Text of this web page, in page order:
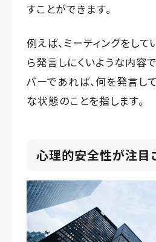
すことができます。
例えば、ミーティングをして
ら発言しにくいような内容
バーであれば、何を発言し
な状態のことを指します。
心理的安全性が注目